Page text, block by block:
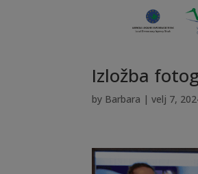
Izložba
by Barbara |velj 7,